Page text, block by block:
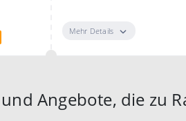
Haushaltsgeräte,
Musik & Filme und
Mehr Details
Angebote, die zu